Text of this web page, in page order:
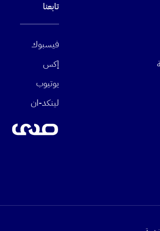
تابعنا
فيسبوك
إكس
يوتيوب
لينكد-ان